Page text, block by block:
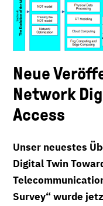
Neue
Network
Access
Unser neuestes
Digital Twin
Survey“ wurde